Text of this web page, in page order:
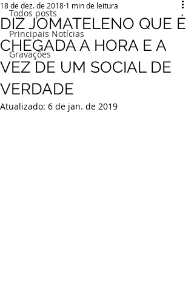
Todos posts
Principais Notícias
Gravações
DIZ JOMATELENO QUE É
CHEGADA A HORA E A
VEZ DE UM SOCIAL DE
VERDADE
18 de dez. de 2018 1 min de leitura
Atualizado: 6 de jan. de 2019